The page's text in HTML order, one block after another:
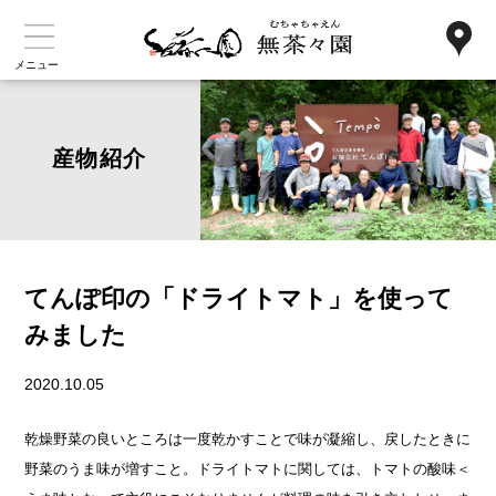
メニュー
産物紹介
てんぽ印の「ドライトマト」を使って
みました
2020.10.05
乾燥野菜の良いところは一度乾かすことで味が凝縮し、戻したときに
野菜のうま味が増すこと。ドライトマトに関しては、トマトの酸味＜